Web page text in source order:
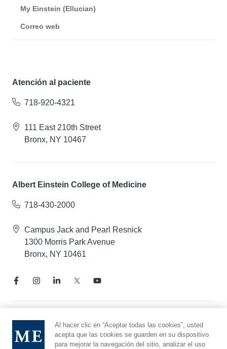
My Einstein (Ellucian)
Correo web
Atención al paciente
718-920-4321
111 East 210th Street
Bronx, NY 10467
Albert Einstein College of Medicine
718-430-2000
Campus Jack and Pearl Resnick
1300 Morris Park Avenue
Bronx, NY 10461
Aviso de prácticas de privacidad
Línea directa de cumplimiento
Al hacer clic en “Aceptar todas las cookies”, usted
acepta que las cookies se guarden en su dispositivo
para mejorar la navegación del sitio, analizar el uso